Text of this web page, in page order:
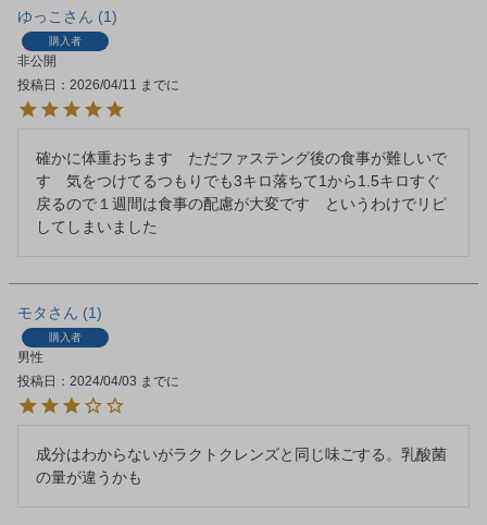
ゆっこ 1
購入者
非公開
投稿日
2026/04/11
確かに体重おちます　ただファステング後の食事が難しいで
す　気をつけてるつもりでも3キロ落ちて1から1.5キロすぐ
戻るので１週間は食事の配慮が大変です　というわけでリピ
してしまいました
モタ 1
購入者
男性
投稿日
2024/04/03
成分はわからないがラクトクレンズと同じ味ごする。乳酸菌
の量が違うかも